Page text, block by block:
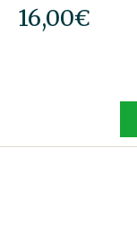
16,00€